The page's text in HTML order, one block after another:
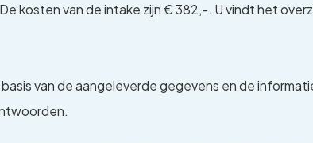
kosten van de intake zijn € 382,-. U vindt het
van de aangeleverde gegevens en de